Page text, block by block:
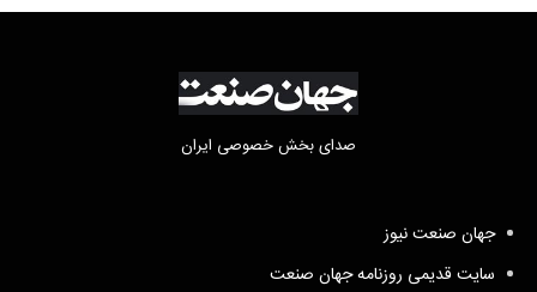
صدای بخش خصوصی ایران
جهان صنعت نیوز
سایت قدیمی روزنامه جهان صنعت